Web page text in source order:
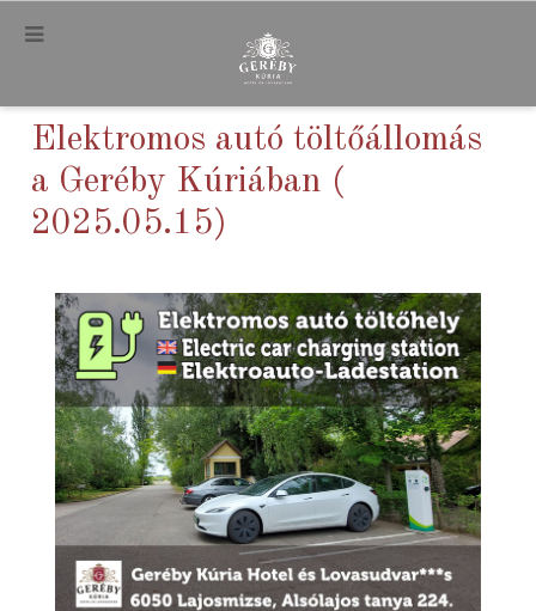
.
Elektromos autó töltőállomás
a Geréby Kúriában (
2025.05.15)